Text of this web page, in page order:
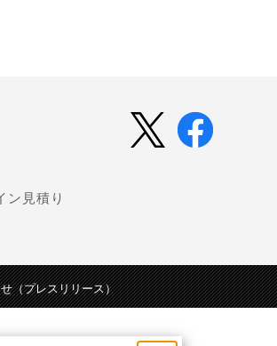
ン見積り
（プレスリリース）